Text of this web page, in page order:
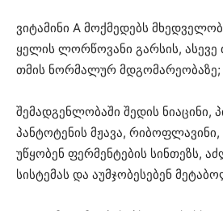
ვიტამინი A მოქმედებს
ყელის ლორწოვანი გარსის, ასევე
თმის ნორმალურ მდგომარეობაზე;
შემადგენლობაში შედის ნიაცინი,
პანტოტენის მჟავა,
უწყობენ ფერმენტების სინთეზს,
სისტემას და აუმჯობესებენ